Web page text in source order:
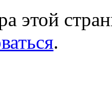
этой
.